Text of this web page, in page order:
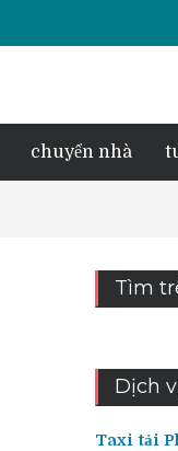
chuyển nhà
Tìm
Dịch
Taxi tải